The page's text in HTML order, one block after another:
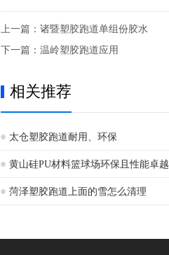
上一篇： 诸暨塑胶跑道单组份胶水
下一篇： 温岭塑胶跑道应用
相关推荐
太仓塑胶跑道耐用、环保
黄山硅PU材料篮球场环保且性能卓越
菏泽塑胶跑道上面的雪怎么清理